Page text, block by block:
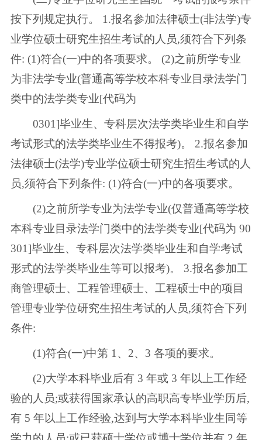
按下列规定执行。 1.报名参加法律硕士(非法学)专
业学位硕士研究生招生考试的人员,须符合下列条
件: (1)符合(一)中的各项要求。 (2)之前所学专业
为非法学专业(普通高等学校本科专业目录法学门
类中的法学类专业[代码为
0301]毕业生、专科层次法学类毕业生和自学
考试形式的法学类毕业生不得报考)。 2.报名参加
法律硕士(法学)专业学位硕士研究生招生考试的人
员,须符合下列条件: (1)符合(一)中的各项要求。
(2)之前所学专业为法学专业(仅普通高等学校
本科专业目录法学门类中的法学类专业[代码为 90
301]毕业生、专科层次法学类毕业生和自学考试
形式的法学类毕业生等可以报考)。 3.报名参加工
商管理硕士、工程管理硕士、工程硕士中的项目
管理专业学位研究生招生考试的人员,须符合下列
条件:
(1)符合(一)中第 1、2、3 各项的要求。
(2)大学本科毕业后有 3 年或 3 年以上工作经
验的人员;或获得国家承认的高职高专毕业学历后,
有 5 年以上工作经验,达到与大学本科毕业生同等